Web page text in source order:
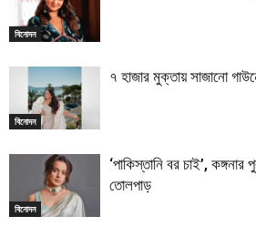
বিনোদন
বিনোদন
৭ হাজার মুক্তায় সাজানো
বিনোদন
‘পাকিস্তানি বর চাই’,
তোলপাড়